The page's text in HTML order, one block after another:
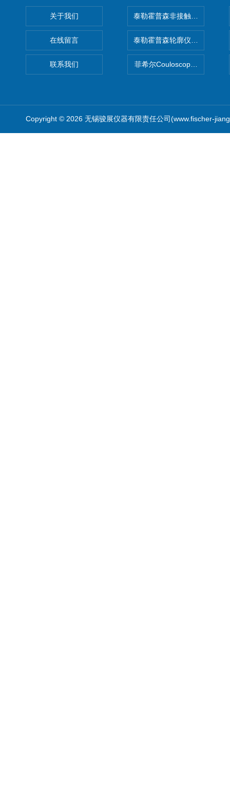
关于我们
在线留言
联系我们
泰勒霍普森非接触式轮廓仪
泰勒霍普森轮廓仪|TAYLOR
菲希尔Couloscope CMS2电
Copyright © 2026 无锡骏展仪器有限责任公司(www.fischer-